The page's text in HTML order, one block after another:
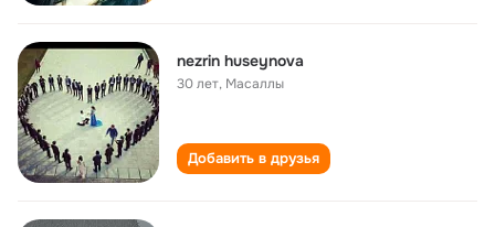
nezrin huseynova
30 лет, Масаллы
Добавить в друзья